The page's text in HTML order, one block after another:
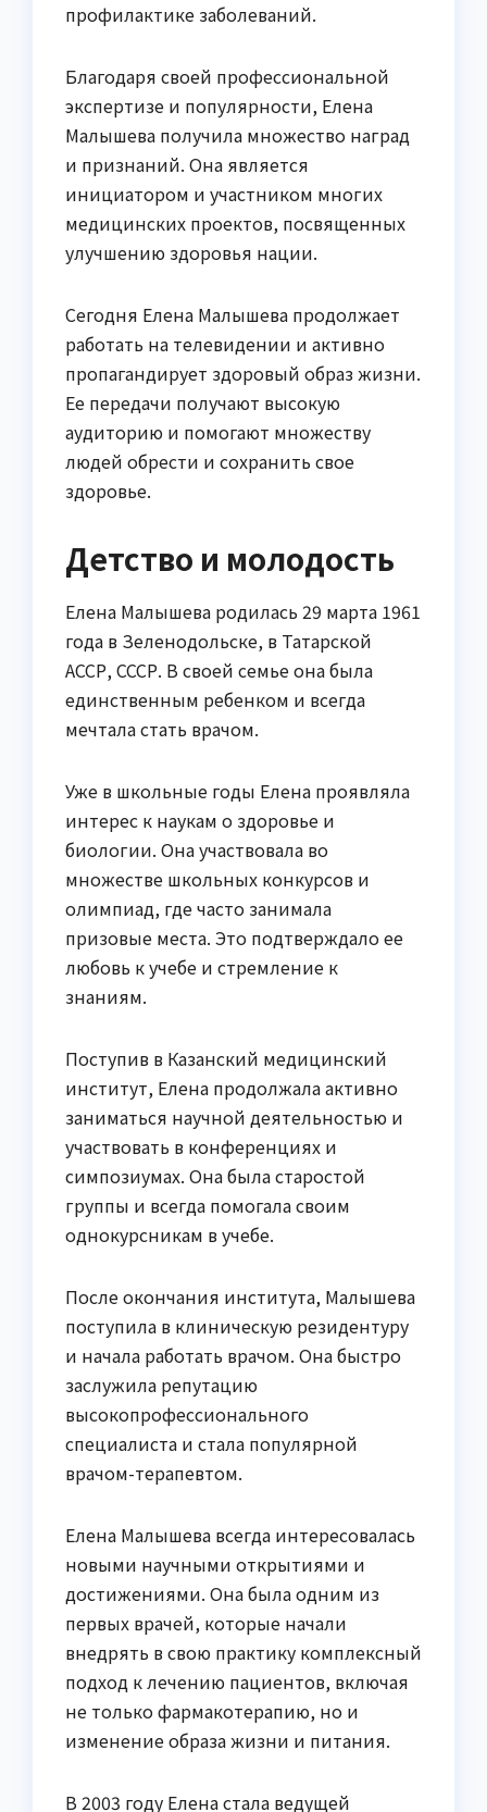
профилактике заболеваний.
Благодаря своей профессиональной
экспертизе и популярности, Елена
Малышева получила множество наград
и признаний. Она является
инициатором и участником многих
медицинских проектов, посвященных
улучшению здоровья нации.
Сегодня Елена Малышева продолжает
работать на телевидении и активно
пропагандирует здоровый образ жизни.
Ее передачи получают высокую
аудиторию и помогают множеству
людей обрести и сохранить свое
здоровье.
Детство и молодость
Елена Малышева родилась 29 марта 1961
года в Зеленодольске, в Татарской
АССР, СССР. В своей семье она была
единственным ребенком и всегда
мечтала стать врачом.
Уже в школьные годы Елена проявляла
интерес к наукам о здоровье и
биологии. Она участвовала во
множестве школьных конкурсов и
олимпиад, где часто занимала
призовые места. Это подтверждало ее
любовь к учебе и стремление к
знаниям.
Поступив в Казанский медицинский
институт, Елена продолжала активно
заниматься научной деятельностью и
участвовать в конференциях и
симпозиумах. Она была старостой
группы и всегда помогала своим
однокурсникам в учебе.
После окончания института, Малышева
поступила в клиническую резидентуру
и начала работать врачом. Она быстро
заслужила репутацию
высокопрофессионального
специалиста и стала популярной
врачом-терапевтом.
Елена Малышева всегда интересовалась
новыми научными открытиями и
достижениями. Она была одним из
первых врачей, которые начали
внедрять в свою практику комплексный
подход к лечению пациентов, включая
не только фармакотерапию, но и
изменение образа жизни и питания.
В 2003 году Елена стала ведущей